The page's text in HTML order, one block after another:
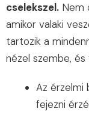
cselekszel. Nem
amikor valaki
tartozik a
nézel szembe,
Az érzelmi
fejezni